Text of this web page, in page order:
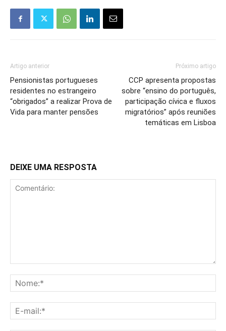
Artigo anterior
Pensionistas portugueses
residentes no estrangeiro
“obrigados” a realizar Prova de
Vida para manter pensões
Próximo artigo
CCP apresenta propostas
sobre “ensino do português,
participação cívica e fluxos
migratórios” após reuniões
temáticas em Lisboa
DEIXE UMA RESPOSTA